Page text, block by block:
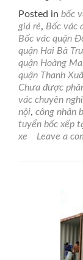
Posted in bốc
giá rẻ, Bốc vác
Bốc vác quận
quận Hai Bà
quận Hoàng
quận Thanh
Chưa được
vác chuyên
nội, công nhân
tuyển bốc xếp
xe
Leave a